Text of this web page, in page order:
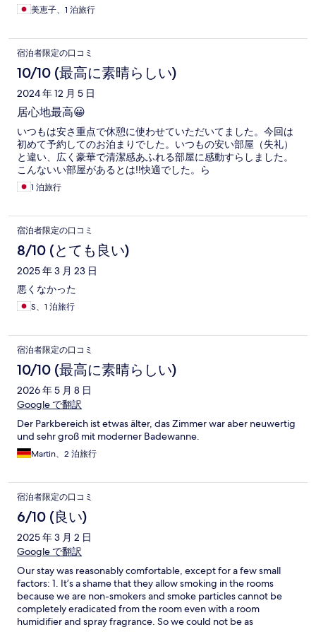
美恵子、1 泊旅行
宿泊者限定の口コミ
10/10 (最高に素晴らしい)
2024 年 12 月 5 日
居心地最高😀
いつもは安さ重点で休憩に使わせていただいてました。今回は
初めて予約してのお泊まりでした。いつもの安い部屋（失礼）
と違い、広く豪華で清潔感あふれる部屋に感動すらしました。
こんないい部屋があるとは‼️快適でした。ら
1 泊旅行
宿泊者限定の口コミ
8/10 (とても良い)
2025 年 3 月 23 日
悪くなかった
S、1 泊旅行
宿泊者限定の口コミ
10/10 (最高に素晴らしい)
2026 年 5 月 8 日
Google で翻訳
Der Parkbereich ist etwas älter, das Zimmer war aber neuwertig
und sehr groß mit moderner Badewanne.
Martin、2 泊旅行
宿泊者限定の口コミ
6/10 (良い)
2025 年 3 月 2 日
Google で翻訳
Our stay was reasonably comfortable, except for a few small
factors: 1. It’s a shame that they allow smoking in the rooms
because we are non-smokers and smoke particles cannot be
completely eradicated from the room even with a room
humidifier and spray fragrance. So we could not be as